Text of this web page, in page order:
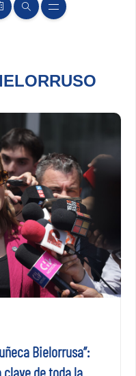
Bielorrusa”:
clave de toda la